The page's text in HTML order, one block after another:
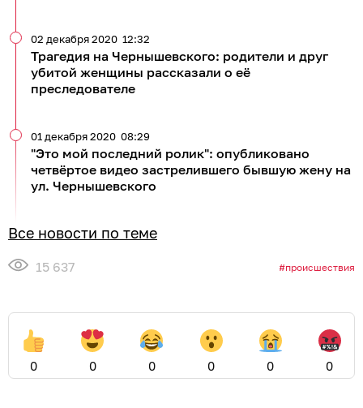
Трагедия на Чернышевского: родители и друг
убитой женщины рассказали о её
преследователе
02 декабря 2020 12:32
"Это мой последний ролик": опубликовано
четвёртое видео застрелившего бывшую жену на
ул. Чернышевского
01 декабря 2020 08:29
Все новости по теме
15 637 происшествия
0 0 0 0 0 0